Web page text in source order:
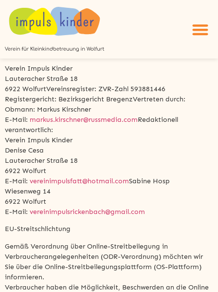
Verein Impuls Kinder
Lauteracher Straße 18
6922 WolfurtVereinsregister: ZVR-Zahl 593881446
Registergericht: Bezirksgericht BregenzVertreten durch:
Obmann: Markus Kirschner
E-Mail: markus.kirschner@russmedia.comRedaktionell
verantwortlich:
Verein Impuls Kinder
Denise Cesa
Lauteracher Straße 18
6922 Wolfurt
E-Mail: vereinimpulsfatt@hotmail.comSabine Hosp
Wiesenweg 14
6922 Wolfurt
E-Mail: vereinimpulsrickenbach@gmail.com
EU-Streitschlichtung
Gemäß Verordnung über Online-Streitbeilegung in
Verbraucherangelegenheiten (ODR-Verordnung) möchten wir
Sie über die Online-Streitbeilegungsplattform (OS-Plattform)
informieren.
Verbraucher haben die Möglichkeit, Beschwerden an die Online